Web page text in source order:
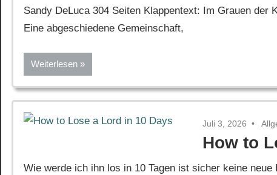
Sandy DeLuca 304 Seiten Klappentext: Im Grauen der
Eine abgeschiedene Gemeinschaft,
Weiterlesen
Juli 3, 2026
How to
Wie werde ich ihn los in 10 Tagen ist sicher keine